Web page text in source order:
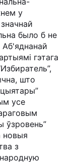
у
было б не
Аб'яднанай
гэтага
што
усе
ўзровень”
новыя
з